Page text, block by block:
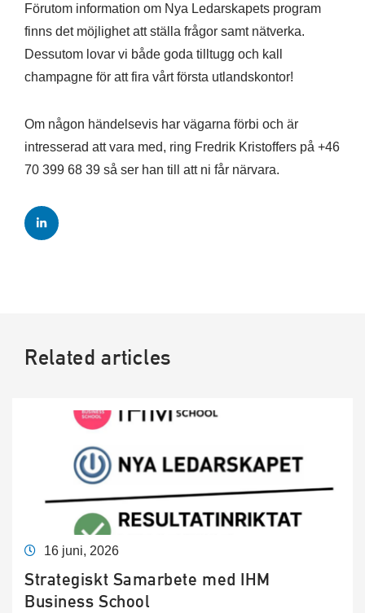
Förutom information om Nya Ledarskapets program
finns det möjlighet att ställa frågor samt nätverka.
Dessutom lovar vi både goda tilltugg och kall
champagne för att fira vårt första utlandskontor!
Om någon händelsevis har vägarna förbi och är
intresserad att vara med, ring Fredrik Kristoffers på +46
70 399 68 39 så ser han till att ni får närvara.
Related articles
16 juni, 2026
Strategiskt Samarbete med IHM
Business School